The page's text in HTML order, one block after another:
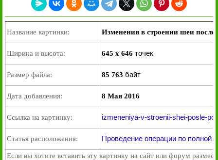
Название картинки: Изменения в строении шеи
Ширина и высота: 645 x 646 точек
Размер файла: 85 763 байт
Дата добавления: 8 Мая 2016
Ссылка на картинку: izmeneniya-v-stroenii-shei-posle-
Статья расположения: Проведение операции по полной
Если вы хотите вставить эту картинку на сайт или форум